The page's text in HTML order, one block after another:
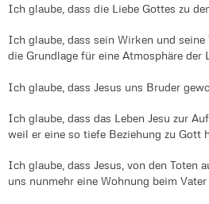
Ich glaube, dass die Liebe Gottes zu
Ich glaube, dass sein Wirken und seine
die Grundlage für eine Atmosphäre der
Ich glaube, dass Jesus uns Bruder
Ich glaube, dass das Leben Jesu zur
weil er eine so tiefe Beziehung zu Gott
Ich glaube, dass Jesus, von den Toten
uns nunmehr eine Wohnung beim